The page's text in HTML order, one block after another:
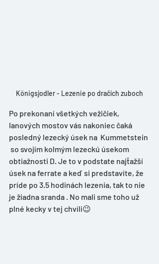
Königsjodler - Lezenie po dračích zuboch
Po prekonaní všetkých vežičiek,
lanových mostov vás nakoniec čaká
posledný lezecký úsek na  Kummetstein
so svojím kolmým lezeckú úsekom
obtiažnosti D. Je to v podstate najťažší
úsek na ferrate a keď si predstavíte, že
príde po 3.5 hodinách lezenia, tak to nie
je žiadna sranda . No mali sme toho už
plné kecky v tej chvíli😉